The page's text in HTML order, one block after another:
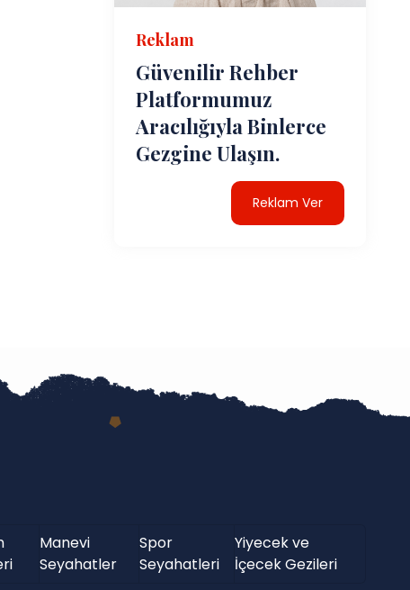
Reklam
Güvenilir Rehber
Platformumuz
Aracılığıyla Binlerce
Gezgine Ulaşın.
Reklam Ver
Manevi
Seyahatler
Spor
Seyahatleri
Yiyecek ve
İçecek Gezileri